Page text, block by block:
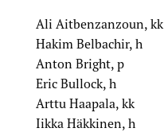
Ali Aitbenzanzoun, kk
Hakim Belbachir, h
Anton Bright, p
Eric Bullock, h
Arttu Haapala, kk
Iikka Häkkinen, h